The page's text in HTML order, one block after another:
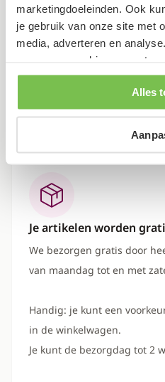
marketingdoeleinden. Ook
je gebruik van onze site met
media, adverteren en
gegevens combineren met
hebt verstrekt of die ze
gebruik van hun services.Alles
Lengte: 69 cm
Breedte: 42 cm
Je artikelen worden
We bezorgen gratis door
van maandag tot en met
Handig: je kunt een
in de winkelwagen.
Je kunt de bezorgdag tot 2